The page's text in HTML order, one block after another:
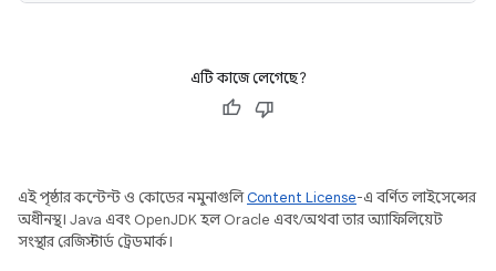
এটি কাজে লেগেছে?
এই পৃষ্ঠার কন্টেন্ট ও কোডের নমুনাগুলিContent License-এ বর্ণিত লাইসেন্সের
অধীনস্থ। Java এবং OpenJDK হল Oracle এবং/অথবা তার অ্যাফিলিয়েট
সংস্থার রেজিস্টার্ড ট্রেডমার্ক।